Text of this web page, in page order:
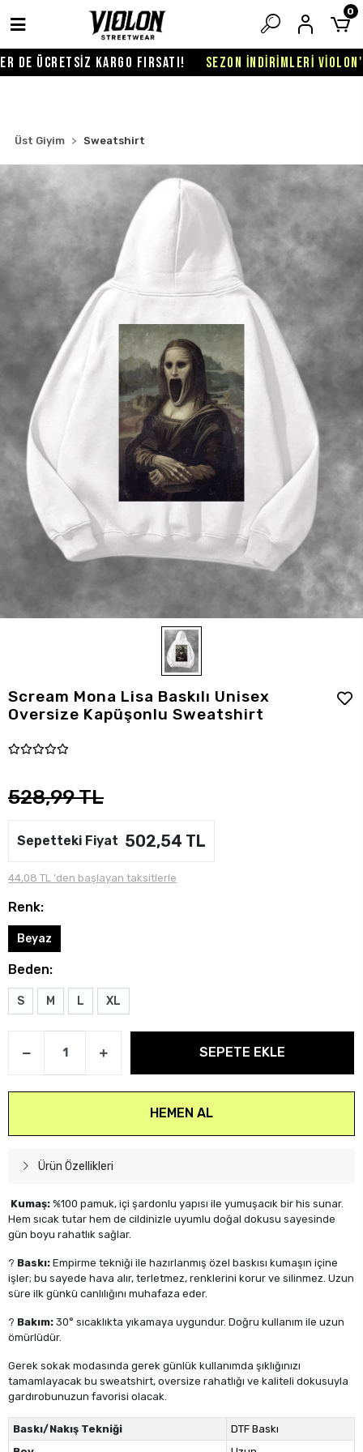
ÜCRETSİZ KARGO FIRSATI! SEZON İNDİRİMLERİ
0
Üst Giyim Sweatshirt
Scream Mona Lisa Baskılı Unisex
Oversize Kapüşonlu Sweatshirt
528,99 TL
Sepetteki Fiyat 502,54 TL
44,08 TL 'den başlayan taksitlerle
Renk:
Beyaz
Beden:
S M L XL
SEPETE EKLE
HEMEN AL
Ürün Özellikleri
Kumaş: %100 pamuk, içi şardonlu yapısı ile yumuşacık bir his sunar.
Hem sıcak tutar hem de cildinizle uyumlu doğal dokusu sayesinde
gün boyu rahatlık sağlar.
? Baskı: Empirme tekniği ile hazırlanmış özel baskısı kumaşın içine
işler; bu sayede hava alır, terletmez, renklerini korur ve silinmez. Uzun
süre ilk günkü canlılığını muhafaza eder.
? Bakım: 30° sıcaklıkta yıkamaya uygundur. Doğru kullanım ile uzun
ömürlüdür.
Gerek sokak modasında gerek günlük kullanımda şıklığınızı
tamamlayacak bu sweatshirt, oversize rahatlığı ve kaliteli dokusuyla
gardırobunuzun favorisi olacak.
Baskı/Nakış Tekniği
DTF Baskı